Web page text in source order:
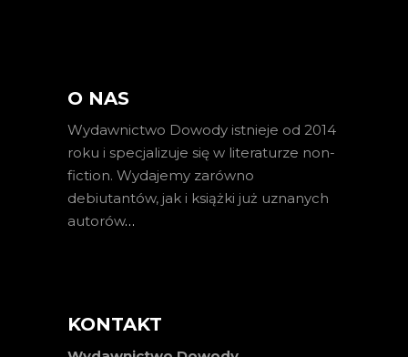
O NAS
Wydawnictwo Dowody istnieje od 2014
roku i specjalizuje się w literaturze non-
fiction. Wydajemy zarówno
debiutantów, jak i książki już uznanych
autorów…
KONTAKT